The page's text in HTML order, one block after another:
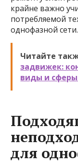
крайне важно
потребляемой
однофазной сети.
Читайте
задвижек:
виды и
для